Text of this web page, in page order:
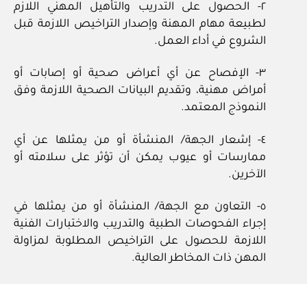
٢- الحصول على التدريب والتأهيل المهني اللازم
لطبيعة مهام المهنة وإصدار التراخيص اللازمة قبل
الشروع في أداء العمل.
٣- الإفصاح عن أي أعراض صحية أو إصابات أو
أمراض مهنية، وتقديم البيانات الصحية اللازمة وفق
النموذج المعتمد.
٤- إشعار الجهة/ المنشأة أو من يمثلها عن أي
ممارسات أو عيوب يمكن أن تؤثر على سلامته أو
الآخرين.
٥- التعاون مع الجهة/ المنشأة أو من يمثلها في
إجراء الفحوصات الطبية والتدريب والاختبارات الفنية
اللازمة للحصول على التراخيص المطلوبة لمزاولة
المهن ذات المخاطر العالية.